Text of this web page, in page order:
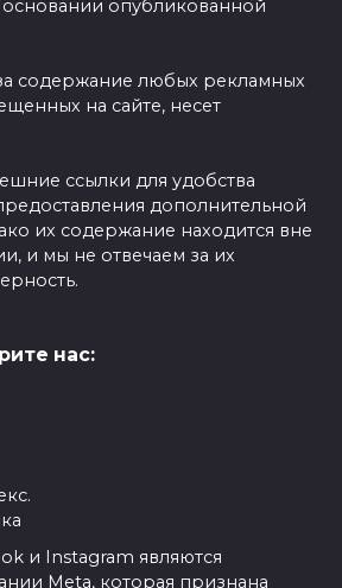
опубликованной
содержание любых рекламных
на сайте, несет
ссылки для удобства
дополнительной
их содержание находится вне
и мы не отвечаем за их
нас:
и Instagram являются
Meta, которая признана